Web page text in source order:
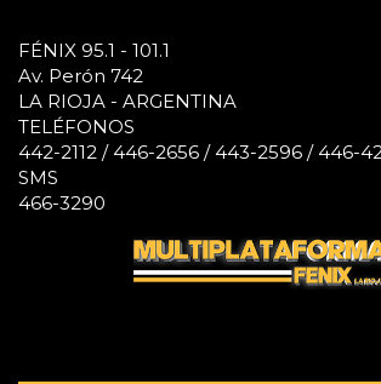
FÉNIX 95.1 - 101.1
Av. Perón 742
LA RIOJA - ARGENTINA
TELÉFONOS
442-2112 / 446-2656 / 443-2596 / 446-
SMS
466-3290